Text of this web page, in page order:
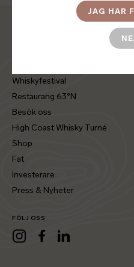
Whiskyfestival
Restaurang 63°N
Besök oss
High Coast Whisky Turné
Shop
Fat
Investerare
Press & Nyheter
FÖLJ OSS
InstagramFacebookLinkedIn
JAG HAR